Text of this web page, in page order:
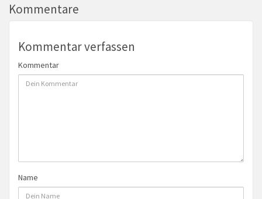
Kommentare
Kommentar verfassen
Kommentar
Name